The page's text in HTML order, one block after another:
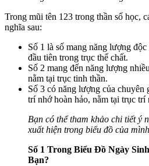
Trong mũi tên 123 trong thần số học,
nghĩa sau:
Số 1 là số mang năng lượng
đầu tiên trong trục thể chất.
Số 2 mang đến năng lượng
nằm tại trục tinh thần.
Số 3 có năng lượng của
trí nhớ hoàn hảo, nằm tại trục trí
Bạn có thể tham khảo chi tiết ý
xuất hiện trong biểu đồ của
Số 1 Trong Biểu Đồ Ngày
Bạn?